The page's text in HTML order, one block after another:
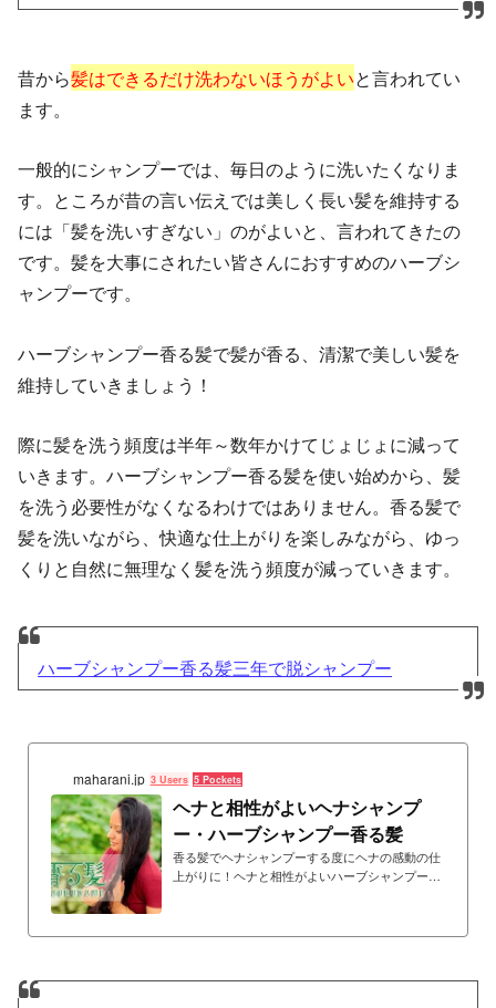
昔から髪はできるだけ洗わないほうがよいと言われてい
ます。
一般的にシャンプーでは、毎日のように洗いたくなりま
す。ところが昔の言い伝えでは美しく長い髪を維持する
には「髪を洗いすぎない」のがよいと、言われてきたの
です。髪を大事にされたい皆さんにおすすめのハーブシ
ャンプーです。
ハーブシャンプー香る髪で髪が香る、清潔で美しい髪を
維持していきましょう！
際に髪を洗う頻度は半年～数年かけてじょじょに減って
いきます。ハーブシャンプー香る髪を使い始めから、髪
を洗う必要性がなくなるわけではありません。香る髪で
髪を洗いながら、快適な仕上がりを楽しみながら、ゆっ
くりと自然に無理なく髪を洗う頻度が減っていきます。
ハーブシャンプー香る髪三年で脱シャンプー
maharani.jp 3 Users 5 Pockets
ヘナと相性がよいヘナシャンプ
ー・ハーブシャンプー香る髪
香る髪でヘナシャンプーする度にヘナの感動の仕
上がりに！ヘナと相性がよいハーブシャンプー香